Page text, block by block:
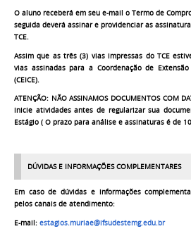
O aluno receberá em seu e-mail o Termo de
seguida deverá assinar e providenciar as
TCE.
Assim que astrês (3) vias impressas do TCE
vias assinadas para a Coordenação de
(CEICE).
ATENÇÃO: NÃO ASSINAMOS DOCUMENTOS COM
inicie atividades antes de regularizar sua
Estágio ( O prazo para análise e assinaturas é de
DÚVIDAS E INFORMAÇÕES COMPLEMENTARES
Em caso de dúvidas e informações
pelos canais de atendimento:
E-mail: estagios.muriae@ifsudestemg.edu.br